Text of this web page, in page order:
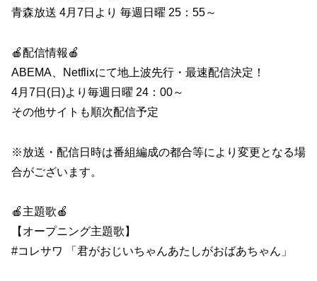
青森放送 4月7日より 毎週日曜 25：55～
🍎配信情報🍎
ABEMA、Netflixにて地上波先行・最速配信決定！
4月7日(日)より毎週日曜 24：00～
その他サイトも順次配信予定
※放送・配信日時は番組編成の都合等により変更となる場
合がございます。
🍎主題歌🍎
【オープニング主題歌】
#コレサワ 「君がおじいちゃんあたしがおばあちゃん」